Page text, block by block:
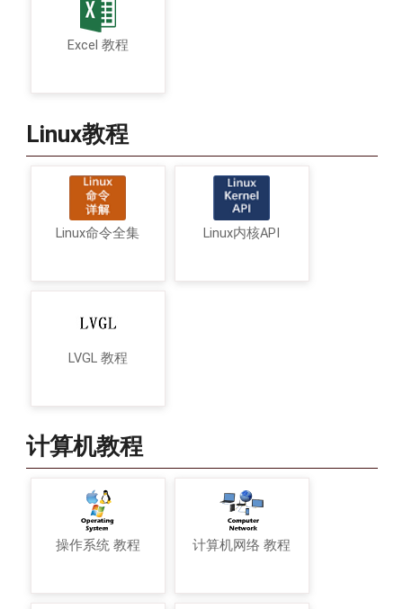
Excel 教程
Linux教程
Linux命令全集 Linux内核API
LVGL 教程
计算机教程
操作系统 教程 计算机网络 教程